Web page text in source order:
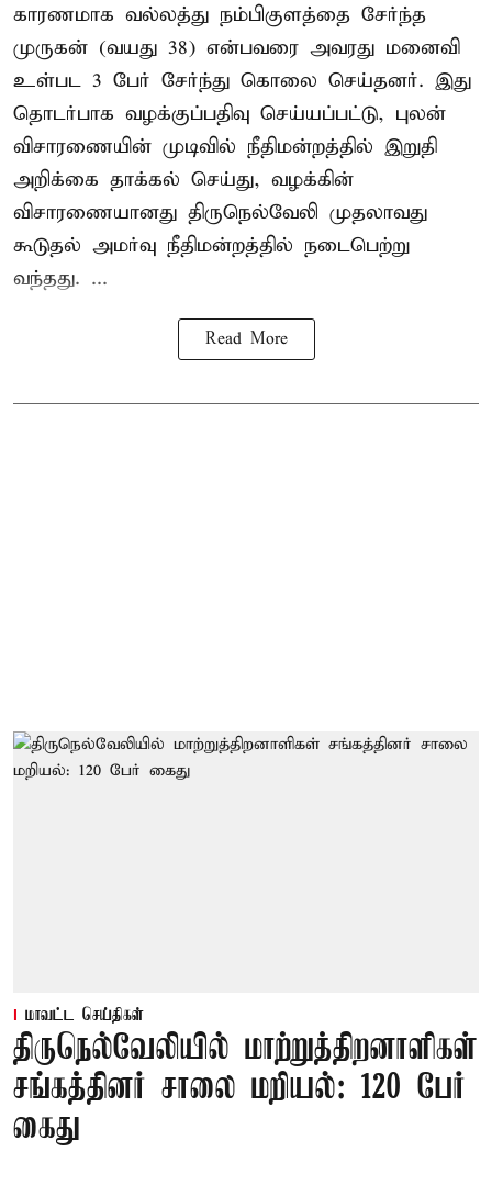
காரணமாக வல்லத்து நம்பிகுளத்தை சேர்ந்த
முருகன் (வயது 38) என்பவரை அவரது மனைவி
உள்பட 3 பேர் சேர்ந்து கொலை செய்தனர். இது
தொடர்பாக வழக்குப்பதிவு செய்யப்பட்டு, புலன்
விசாரணையின் முடிவில் நீதிமன்றத்தில் இறுதி
அறிக்கை தாக்கல் செய்து, வழக்கின்
விசாரணையானது திருநெல்வேலி முதலாவது
கூடுதல் அமர்வு நீதிமன்றத்தில் நடைபெற்று
வந்தது. ...
Read More
மாவட்ட செய்திகள்
திருநெல்வேலியில் மாற்றுத்திறனாளிகள்
சங்கத்தினர் சாலை மறியல்: 120 பேர்
கைது